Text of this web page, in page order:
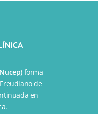
forma
de
en